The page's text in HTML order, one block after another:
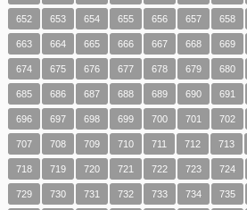
652 653 654 655 656 657 658
663 664 665 666 667 668 669
674 675 676 677 678 679 680
685 686 687 688 689 690 691
696 697 698 699 700 701 702
707 708 709 710 711 712 713
718 719 720 721 722 723 724
729 730 731 732 733 734 735